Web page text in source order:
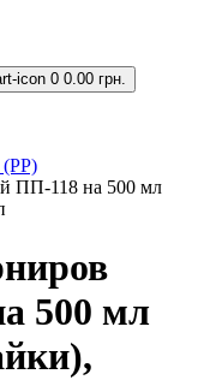
0 0.00 грн.
ПП-118 на 500 мл
500 мл